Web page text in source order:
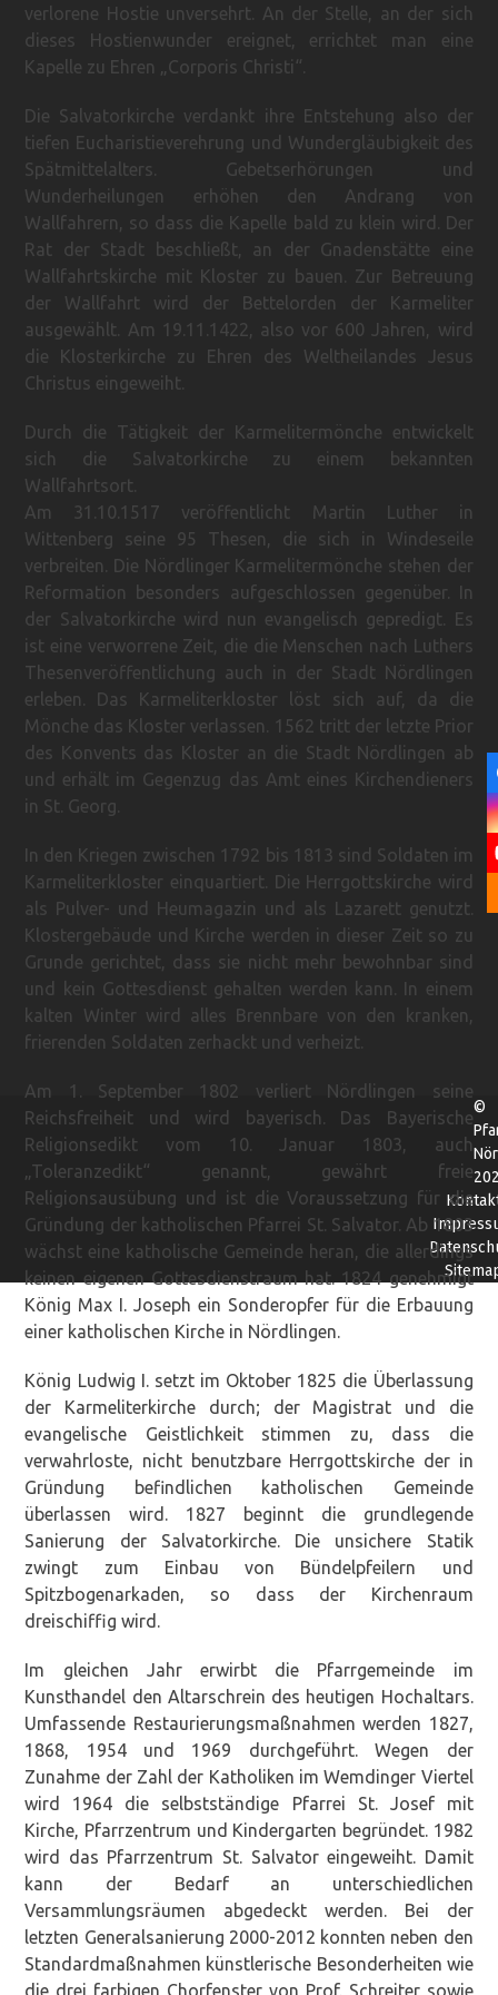
verlorene Hostie unversehrt. An der Stelle, an der sich
dieses Hostienwunder ereignet, errichtet man eine
Kapelle zu Ehren „Corporis Christi“.
Die Salvatorkirche verdankt ihre Entstehung also der
tiefen Eucharistieverehrung und Wundergläubigkeit des
Spätmittelalters. Gebetserhörungen und
Wunderheilungen erhöhen den Andrang von
Wallfahrern, so dass die Kapelle bald zu klein wird. Der
Rat der Stadt beschließt, an der Gnadenstätte eine
Wallfahrtskirche mit Kloster zu bauen. Zur Betreuung
der Wallfahrt wird der Bettelorden der Karmeliter
ausgewählt. Am 19.11.1422, also vor 600 Jahren, wird
die Klosterkirche zu Ehren des Weltheilandes Jesus
Christus eingeweiht.
Durch die Tätigkeit der Karmelitermönche entwickelt
sich die Salvatorkirche zu einem bekannten
Wallfahrtsort.
Am 31.10.1517 veröffentlicht Martin Luther in
Wittenberg seine 95 Thesen, die sich in Windeseile
verbreiten. Die Nördlinger Karmelitermönche stehen der
Reformation besonders aufgeschlossen gegenüber. In
der Salvatorkirche wird nun evangelisch gepredigt. Es
ist eine verworrene Zeit, die die Menschen nach Luthers
Thesenveröffentlichung auch in der Stadt Nördlingen
erleben. Das Karmeliterkloster löst sich auf, da die
Mönche das Kloster verlassen. 1562 tritt der letzte Prior
des Konvents das Kloster an die Stadt Nördlingen ab
und erhält im Gegenzug das Amt eines Kirchendieners
in St. Georg.
In den Kriegen zwischen 1792 bis 1813 sind Soldaten im
Karmeliterkloster einquartiert. Die Herrgottskirche wird
als Pulver- und Heumagazin und als Lazarett genutzt.
Klostergebäude und Kirche werden in dieser Zeit so zu
Grunde gerichtet, dass sie nicht mehr bewohnbar sind
und kein Gottesdienst gehalten werden kann. In einem
kalten Winter wird alles Brennbare von den kranken,
frierenden Soldaten zerhackt und verheizt.
Am 1. September 1802 verliert Nördlingen seine
Reichsfreiheit und wird bayerisch. Das Bayerische
Religionsedikt vom 10. Januar 1803, auch
„Toleranzedikt“ genannt, gewährt freie
Religionsausübung und ist die Voraussetzung für die
Gründung der katholischen Pfarrei St. Salvator. Ab 1803
wächst eine katholische Gemeinde heran, die allerdings
keinen eigenen Gottesdienstraum hat. 1824 genehmigt
König Max I. Joseph ein Sonderopfer für die Erbauung
einer katholischen Kirche in Nördlingen.
König Ludwig I. setzt im Oktober 1825 die Überlassung
der Karmeliterkirche durch; der Magistrat und die
evangelische Geistlichkeit stimmen zu, dass die
verwahrloste, nicht benutzbare Herrgottskirche der in
Gründung befindlichen katholischen Gemeinde
überlassen wird. 1827 beginnt die grundlegende
Sanierung der Salvatorkirche. Die unsichere Statik
zwingt zum Einbau von Bündelpfeilern und
Spitzbogenarkaden, so dass der Kirchenraum
dreischiffig wird.
Im gleichen Jahr erwirbt die Pfarrgemeinde im
Kunsthandel den Altarschrein des heutigen Hochaltars.
Umfassende Restaurierungsmaßnahmen werden 1827,
1868, 1954 und 1969 durchgeführt. Wegen der
Zunahme der Zahl der Katholiken im Wemdinger Viertel
wird 1964 die selbstständige Pfarrei St. Josef mit
Kirche, Pfarrzentrum und Kindergarten begründet. 1982
wird das Pfarrzentrum St. Salvator eingeweiht. Damit
kann der Bedarf an unterschiedlichen
Versammlungsräumen abgedeckt werden. Bei der
letzten Generalsanierung 2000-2012 konnten neben den
Standardmaßnahmen künstlerische Besonderheiten wie
die drei farbigen Chorfenster von Prof. Schreiter sowie
©